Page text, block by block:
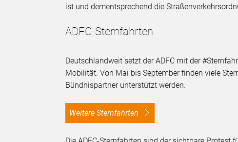
ist und dementsprechend die
ADFC-Sternfahrten
Deutschlandweit setzt der ADFC mit der
Mobilität. Von Mai bis September finden viele
Bündnispartner unterstützt werden.
Weitere Sternfahrten